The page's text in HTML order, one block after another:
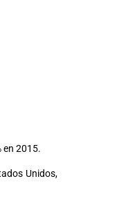
en 2015.
Unidos,